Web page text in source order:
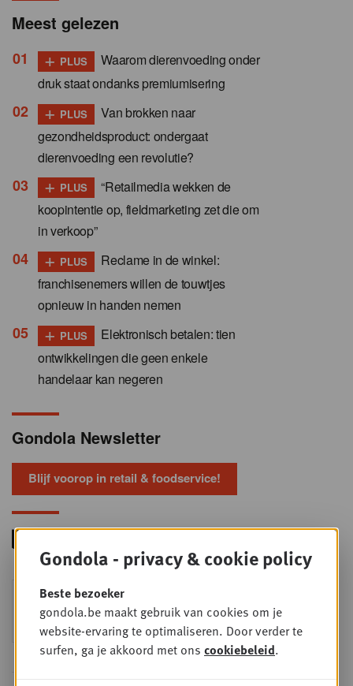
Meest gelezen
+ PLUS
Waarom dierenvoeding onder
druk staat ondanks premiumisering
+ PLUS
Van brokken naar
gezondheidsproduct: ondergaat
dierenvoeding een revolutie?
+ PLUS
“Retailmedia wekken de
koopintentie op, fieldmarketing zet die om
in verkoop”
+ PLUS
Reclame in de winkel:
franchisenemers willen de touwtjes
opnieuw in handen nemen
+ PLUS
Elektronisch betalen: tien
ontwikkelingen die geen enkele
handelaar kan negeren
Gondola Newsletter
Blijf voorop in retail & foodservice!
WOE
9
SEP
Foodservice - Joint
business planning
Intro to Negotiation: Succes aan de
onderhandelingstafel is geen toeval!
Gondola - privacy & cookie policy
Beste bezoeker
gondola.be maakt gebruik van cookies om je
website-ervaring te optimaliseren. Door verder te
surfen, ga je akkoord met ons cookiebeleid.